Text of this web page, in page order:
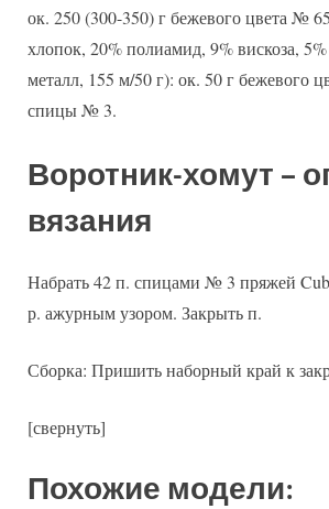
ок. 250 (300-350) г бежевого цвета №
хлопок, 20% полиамид, 9% вискоза,
металл, 155 м/50 г): ок. 50 г бежевого
спицы № 3.
Воротник-хомут –
вязания
Набрать 42 п. спицами № 3 пряжей
р. ажурным узором. Закрыть п.
Сборка: Пришить наборный край к
[свернуть]
Похожие модели: